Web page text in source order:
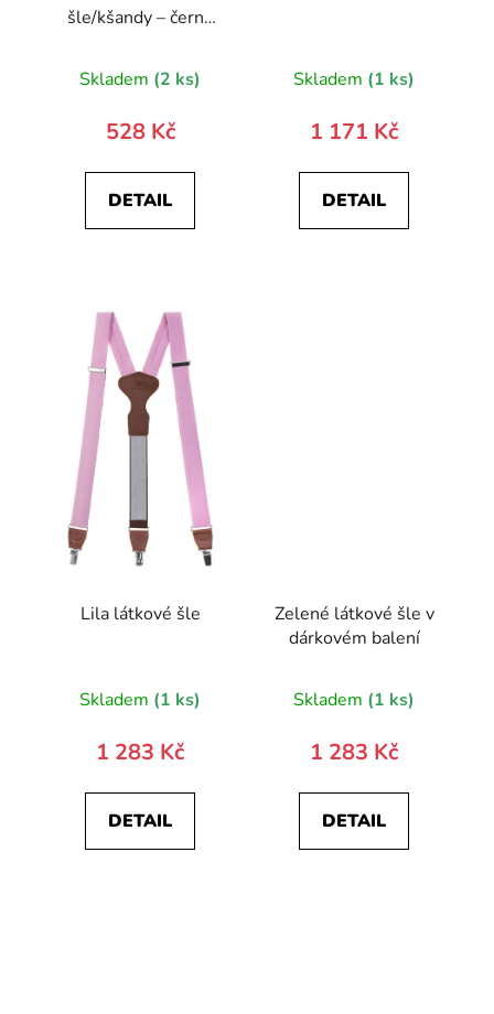
šle/kšandy – černý
Skladem (2 ks)
528 Kč
DETAIL
Skladem (1 ks)
1 171 Kč
DETAIL
Lila látkové šle
Skladem (1 ks)
1 283 Kč
DETAIL
Zelené látkové šle v
dárkovém balení
Skladem (1 ks)
1 283 Kč
DETAIL